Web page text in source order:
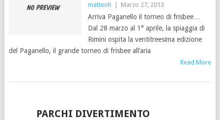
matteoh Marzo 27, 2013
Arriva Paganello il torneo di frisbee…
Dal 28 marzo al 1° aprile, la spiaggia di
Rimini ospita la ventitreesima edizione
del Paganello, il grande torneo di frisbee all’aria
Read More
PARCHI DIVERTIMENTO